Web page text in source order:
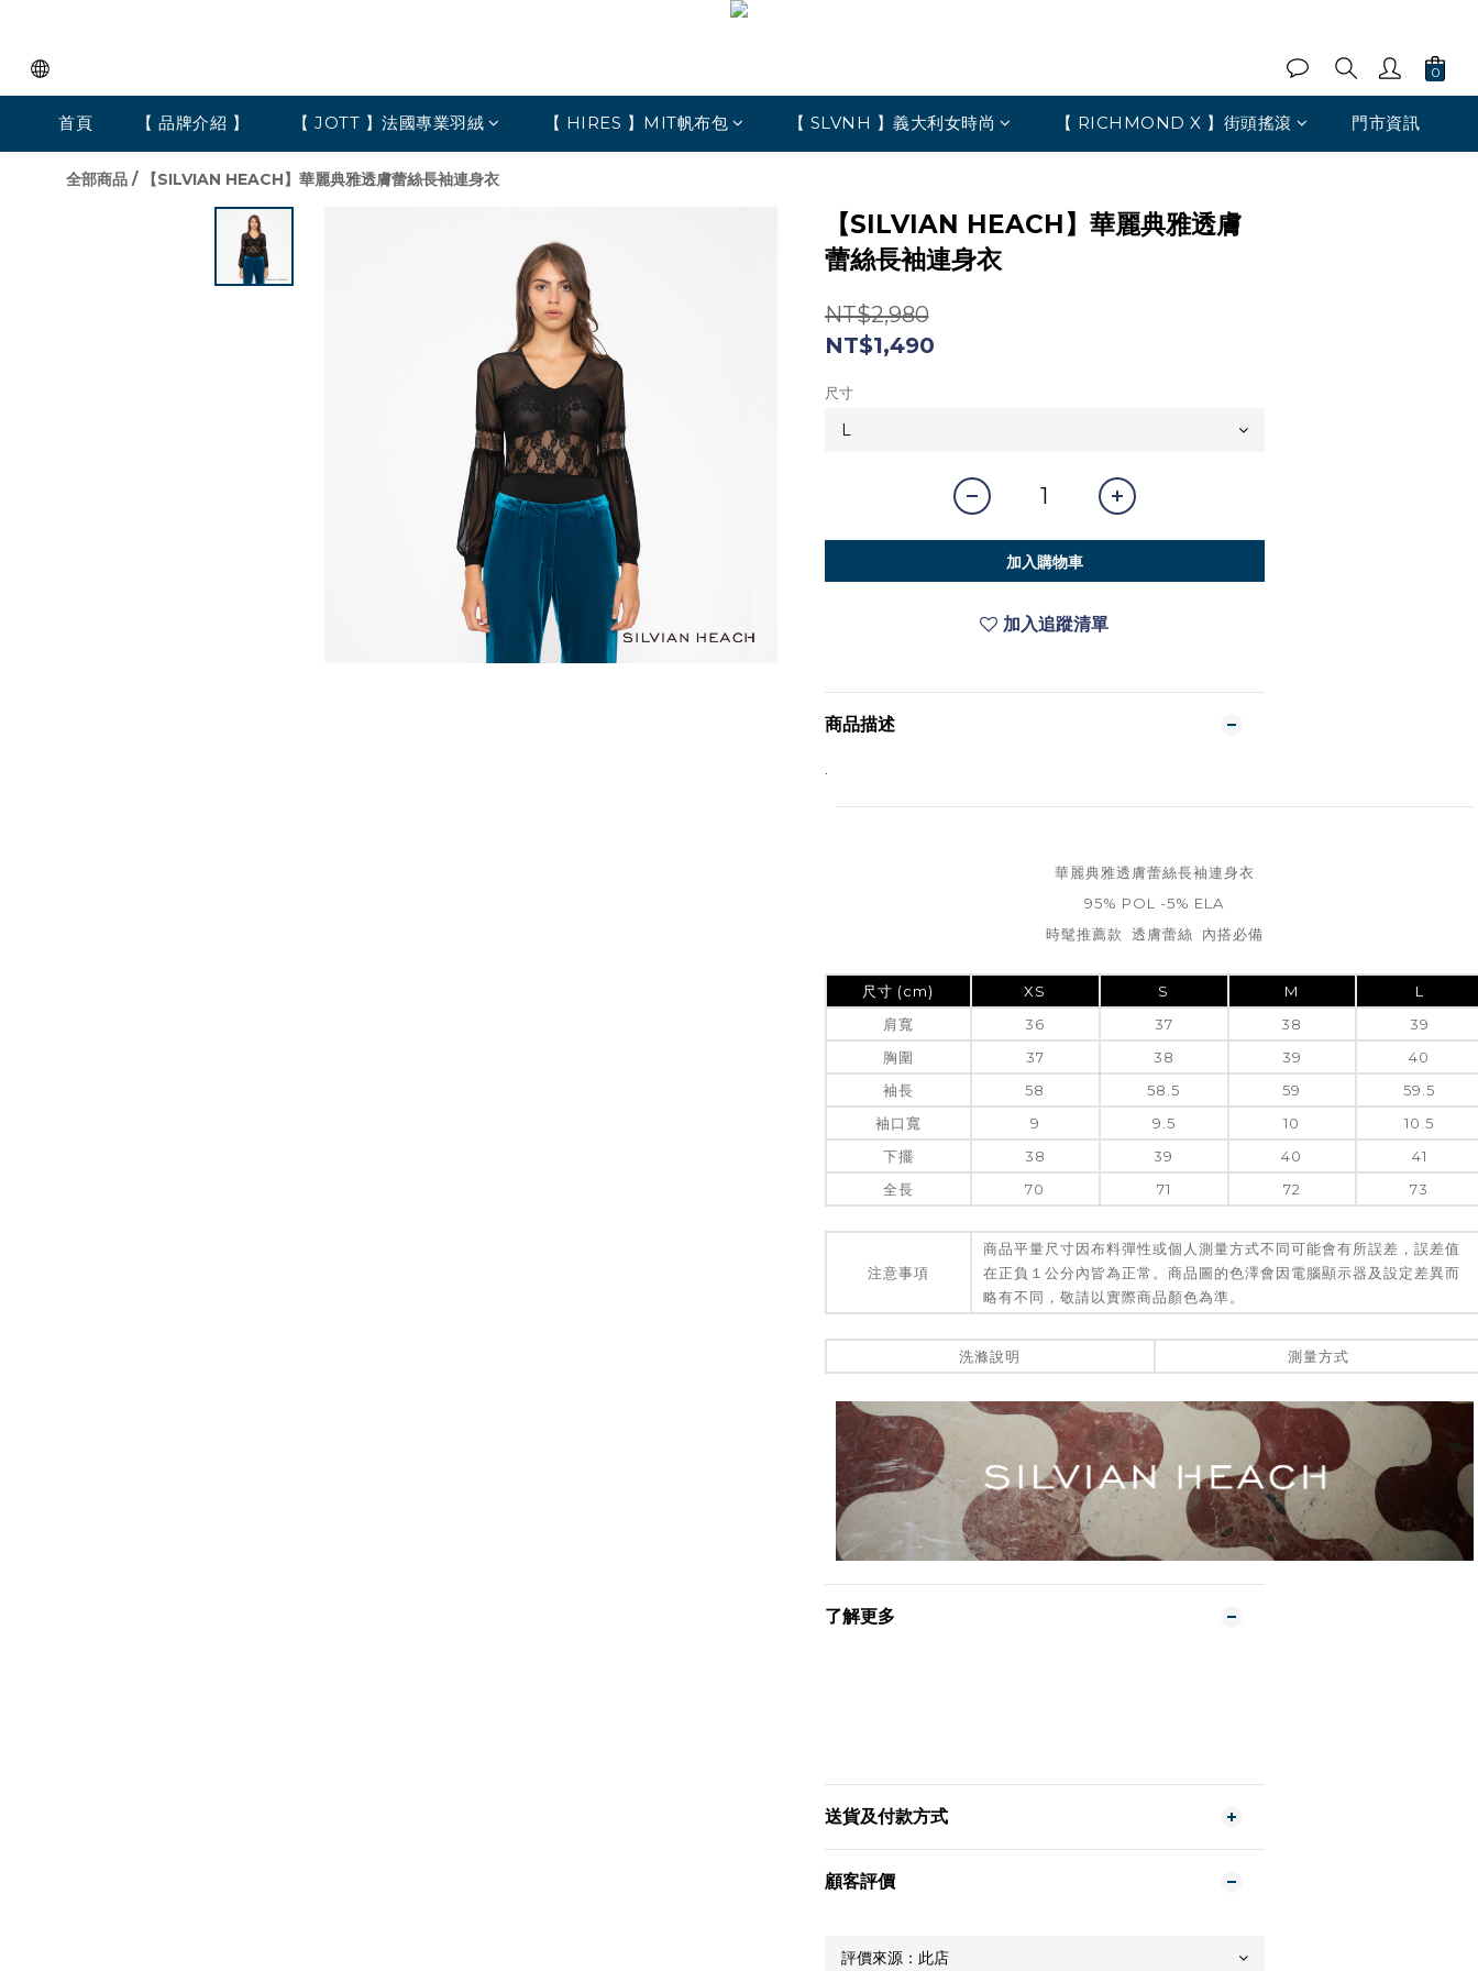
首頁 【 品牌介紹 】 【 JOTT 】法國專業羽絨 【 HIRES 】MIT帆布包 【 SLVNH 】義大利女時尚 【 RICHMOND X 】街頭搖滾 門市資訊
全部商品 / 【SILVIAN HEACH】華麗典雅透膚蕾絲長袖連身衣
【SILVIAN HEACH】華麗典雅透膚
蕾絲長袖連身衣
NT$2,980
NT$1,490
尺寸
加入購物車
加入追蹤清單
商品描述
華麗典雅透膚蕾絲長袖連身衣
95% POL -5% ELA
時髦推薦款 透膚蕾絲 內搭必備
尺寸 (cm) XS S M
L
肩寬
36 37 38
39
胸圍
37 38 39
40
袖長
58 58.5 59
59.5
袖口寬
9 9.5 10
10.5
下擺
38 39 40
41
全長
70 71 72 73
注意事項
商品平量尺寸因布料彈性或個人測量方式不同可能會有所誤差，誤差值
在正負１公分內皆為正常。商品圖的色澤會因電腦顯示器及設定差異而
略有不同，敬請以實際商品顏色為準。
洗滌說明 測量方式
了解更多
送貨及付款方式
顧客評價